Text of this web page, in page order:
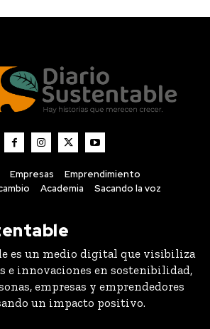
Empresas
Emprendimiento
Academia Sacando la voz
es un medio digital que visibiliza
e innovaciones en sostenibilidad,
empresas y emprendedores
un impacto positivo.